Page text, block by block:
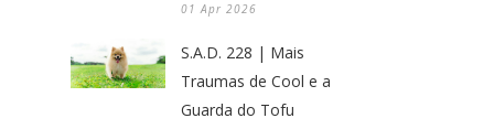
01 Apr 2026
S.A.D. 228 | Mais
Traumas de Cool e a
Guarda do Tofu